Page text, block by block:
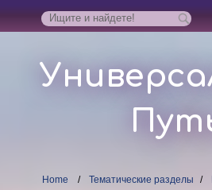
Home Тематические разделы